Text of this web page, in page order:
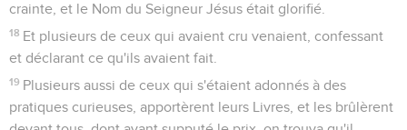
crainte, et le Nom du Seigneur Jésus était glorifié.
18 Et plusieurs de ceux qui avaient cru venaient, confessant
et déclarant ce qu'ils avaient fait.
19 Plusieurs aussi de ceux qui s'étaient adonnés à des
pratiques curieuses, apportèrent leurs Livres, et les brûlèrent